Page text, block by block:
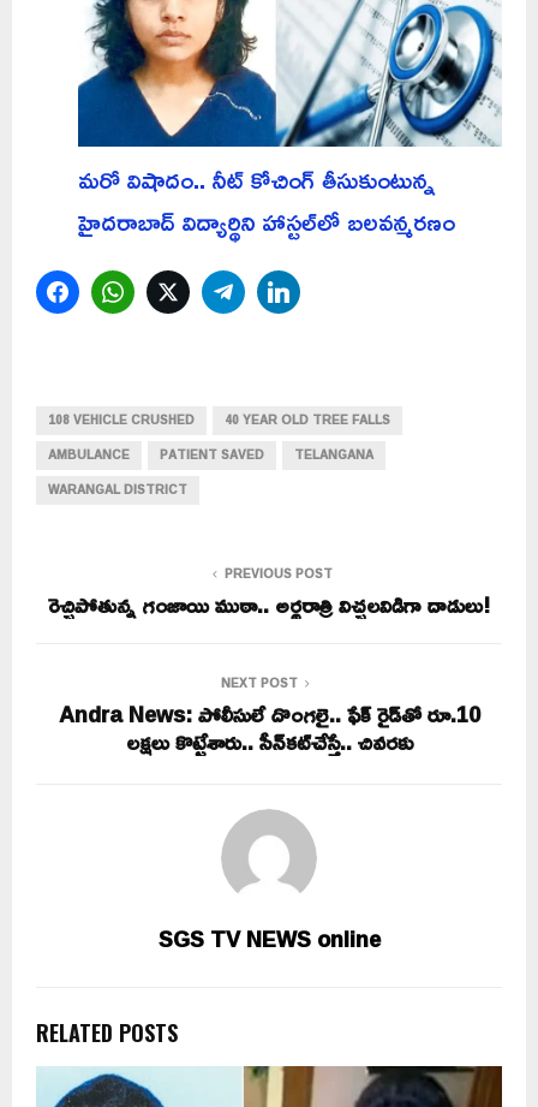
మరో విషాదం.. నీట్ కోచింగ్ తీసుకుంటున్న
హైదరాబాద్ విద్యార్థిని హాస్టల్‌లో బలవన్మరణం
FacebookWhatsAppTwitterTelegram
108 VEHICLE CRUSHED
40 YEAR OLD TREE FALLS
AMBULANCE
PATIENT SAVED
TELANGANA
WARANGAL DISTRICT
PREVIOUS POST
రెచ్చిపోతున్న గంజాయి ముఠా.. అర్థరాత్రి విచ్చలవిడిగా దాడులు!
NEXT POST
Andra News: పోలీసులే దొంగలై.. ఫేక్ రైడ్‌తో రూ.10
లక్షలు కొట్టేశారు.. సీన్‌కట్‌చేస్తే.. చివరకు
SGS TV NEWS online
RELATED POSTS